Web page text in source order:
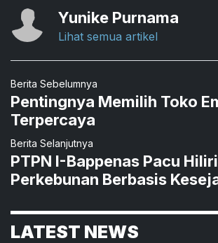
Yunike Purnama
Lihat semua artikel
Berita Sebelumnya
Pentingnya Memilih Toko
Terpercaya
Berita Selanjutnya
PTPN I-Bappenas Pacu
Perkebunan Berbasis
LATEST NEWS